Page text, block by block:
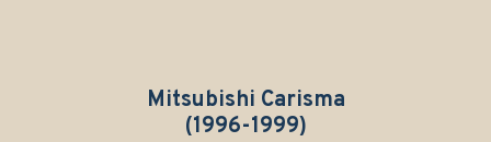
Mitsubishi Carisma
(1996-1999)